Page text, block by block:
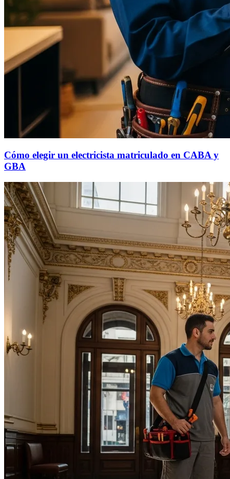
Cómo elegir un electricista matriculado en CABA y
GBA